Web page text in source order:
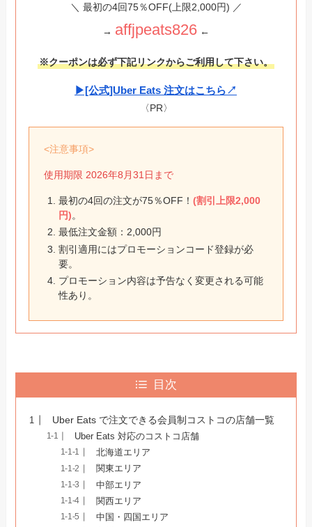
＼ 最初の4回75％OFF(上限2,000円) ／
→ affjpeats826 ←
※クーポンは必ず下記リンクからご利用して下さい。
▶︎[公式]Uber Eats 注文はこちら↗︎
〈PR〉
<注意事項>
使用期限 2026年8月31日まで
最初の4回の注文が75％OFF！ (割引上限2,000
円)。
最低注文金額：2,000円
割引適用にはプロモーションコード登録が必
要。
プロモーション内容は予告なく変更される可能
性あり。
目次
Uber Eats で注文できる会員制コストコの店舗一覧
Uber Eats 対応のコストコ店舗
北海道エリア
関東エリア
中部エリア
関西エリア
中国・四国エリア